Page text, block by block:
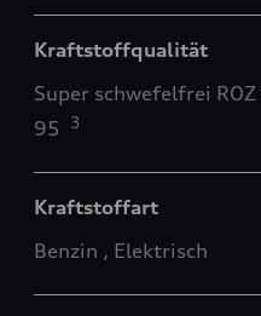
Kraftstoffqualität
Super schwefelfrei ROZ
95
3
Kraftstoffart
Benzin , Elektrisch